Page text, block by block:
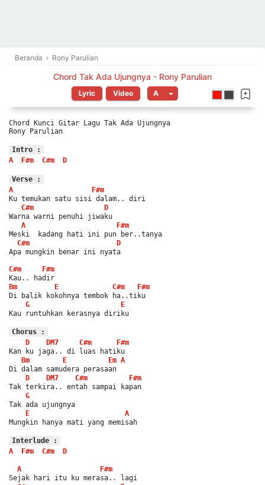
Beranda › Rony Parulian
Chord Tak Ada Ujungnya - Rony Parulian
Lyric Video
Chord Kunci Gitar Lagu Tak Ada Ujungnya
Rony Parulian
Intro :
A
F#m C#m D
Verse :
A
F#m
Ku temukan satu sisi dalam.. diri
C#m
D
Warna warni penuhi jiwaku
A
F#m
Meski  kadang hati ini pun ber..tanya
C#m
D
Apa mungkin benar ini nyata
C#m
F#m
Kau.. hadir
Bm
E C#m
F#m
Di balik kokohnya tembok ha..tiku
G
E
Kau runtuhkan kerasnya diriku
Chorus :
D
DM7 C#m
F#m
Kan ku jaga.. di luas hatiku
Bm
E Em A
Di dalam samudera perasaan
D
DM7 C#m
F#m
Tak terkira.. entah sampai kapan
G
Tak ada ujungnya
E
A
Mungkin hanya mati yang memisah
Interlude :
A
F#m C#m D
A
F#m
Sejak hari itu ku merasa.. lagi